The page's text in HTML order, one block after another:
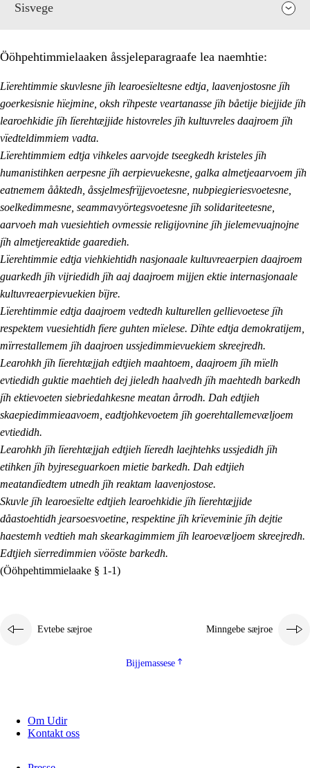
Sisvege
Ööhpehtimmielaaken åssjeleparagraafe lea naemhtie:
Lïerehtimmie skuvlesne jïh learoesïeltesne edtja, laavenjostosne jïh
goerkesisnie hïejmine, oksh rïhpeste veartanasse jïh båetije biejjide jïh
learoehkidie jïh lïerehtæjjide histovreles jïh kultuvreles daajroem jïh
vïedteldimmiem vadta.
Lïerehtimmiem edtja vihkeles aarvojde tseegkedh kristeles jïh
humanistihken aerpesne jïh aerpievuekesne, galka almetjeaarvoem jïh
eatnemem ååktedh, åssjelmesfrïjjevoetesne, nubpiegieriesvoetesne,
soelkedimmesne, seammavyörtegsvoetesne jïh solidariteetesne,
aarvoeh mah vuesiehtieh ovmessie religijovnine jïh jielemevuajnojne
jïh almetjereaktide gaaredieh.
Lïerehtimmie edtja viehkiehtidh nasjonaale kultuvreaerpien daajroem
guarkedh jïh vijriedidh jïh aaj daajroem mijjen ektie internasjonaale
kultuvreaerpievuekien bïjre.
Lïerehtimmie edtja daajroem vedtedh kulturellen gellievoetese jïh
respektem vuesiehtidh fïere guhten mïelese. Dïhte edtja demokratijem,
mïrrestallemem jïh daajroen ussjedimmievuekiem skreejredh.
Learohkh jïh lïerehtæjjah edtjieh maahtoem, daajroem jïh mïelh
evtiedidh guktie maehtieh dej jieledh haalvedh jïh maehtedh barkedh
jïh ektievoeten siebriedahkesne meatan årrodh. Dah edtjieh
skaepiedimmieaavoem, eadtjohkevoetem jïh goerehtallemevæljoem
evtiedidh.
Learohkh jïh lïerehtæjjah edtjieh lïeredh laejhtehks ussjedidh jïh
etihken jïh byjreseguarkoen mietie barkedh. Dah edtjieh
meatandïedtem utnedh jïh reaktam laavenjostose.
Skuvle jïh learoesïelte edtjieh learoehkidie jïh lïerehtæjjide
dåastoehtidh jearsoesvoetine, respektine jïh krïeveminie jïh dejtie
haestemh vedtieh mah skearkagimmiem jïh learoevæljoem skreejredh.
Edtjieh sïerredimmien vööste barkedh.
(Ööhpehtimmielaake § 1-1)
Evtebe sæjroe Minngebe sæjroe
Bijjemassese
Om Udir
Kontakt oss